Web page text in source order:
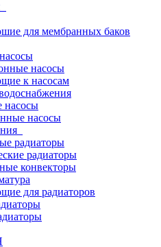
для мембранных баков
насосы
к насосам
насосы
насосы
радиаторы
радиаторы
конвекторы
для радиаторов